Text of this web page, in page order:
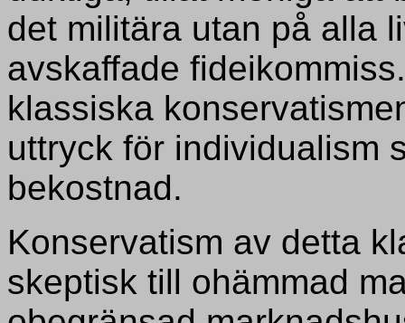
det militära utan på alla
avskaffade
klassiska
uttryck för individualism
bekostnad.
Konservatism av detta
skeptisk till ohämmad